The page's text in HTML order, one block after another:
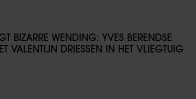
BIZARRE WENDING: YVES BERENDSE
VALENTIJN DRIESSEN IN HET VLIEGTUIG